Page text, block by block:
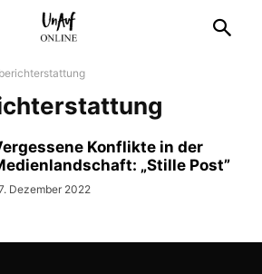
Konflikte in der
„Stille Post”
Dezember 2022